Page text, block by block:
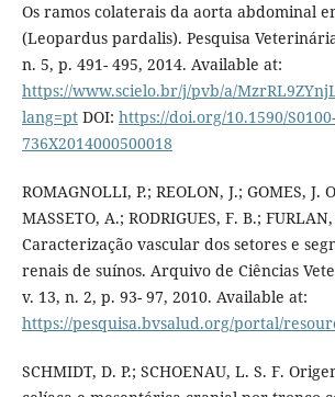
Os ramos colaterais da aorta abdominal
(Leopardus pardalis). Pesquisa
n. 5, p. 491- 495, 2014. Available at:
https://www.scielo.br/j/pvb/a/
lang=ptDOI: https://doi.org/10.1590/S0100-
736X2014000500018
ROMAGNOLLI, P.; REOLON, J.; GOMES, J.
MASSETO, A.; RODRIGUES, F. B.;
Caracterização vascular dos setores e
renais de suínos. Arquivo de Ciências
v. 13, n. 2, p. 93- 97, 2010. Available at:
https://pesquisa.bvsalud.org/portal/
SCHMIDT, D. P.; SCHOENAU, L. S. F.